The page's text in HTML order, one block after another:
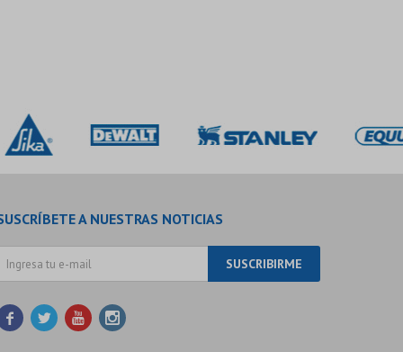
A NUESTRAS NOTICIAS
SUSCRIBIRME
   